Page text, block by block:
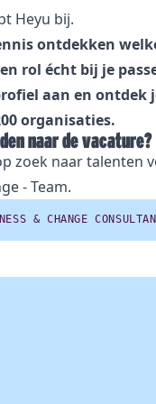
Heyu bij.
ontdekken
rol écht bij je
aan en ontdek
organisaties.
naar de vacature?
zoek naar talenten
- Team.
& CHANGE